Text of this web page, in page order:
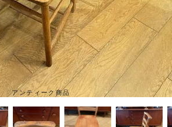
アンティーク商品